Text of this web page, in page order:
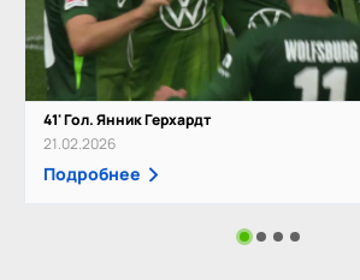
41' Гол. Янник Герхардт
21.02.2026
Подробнее